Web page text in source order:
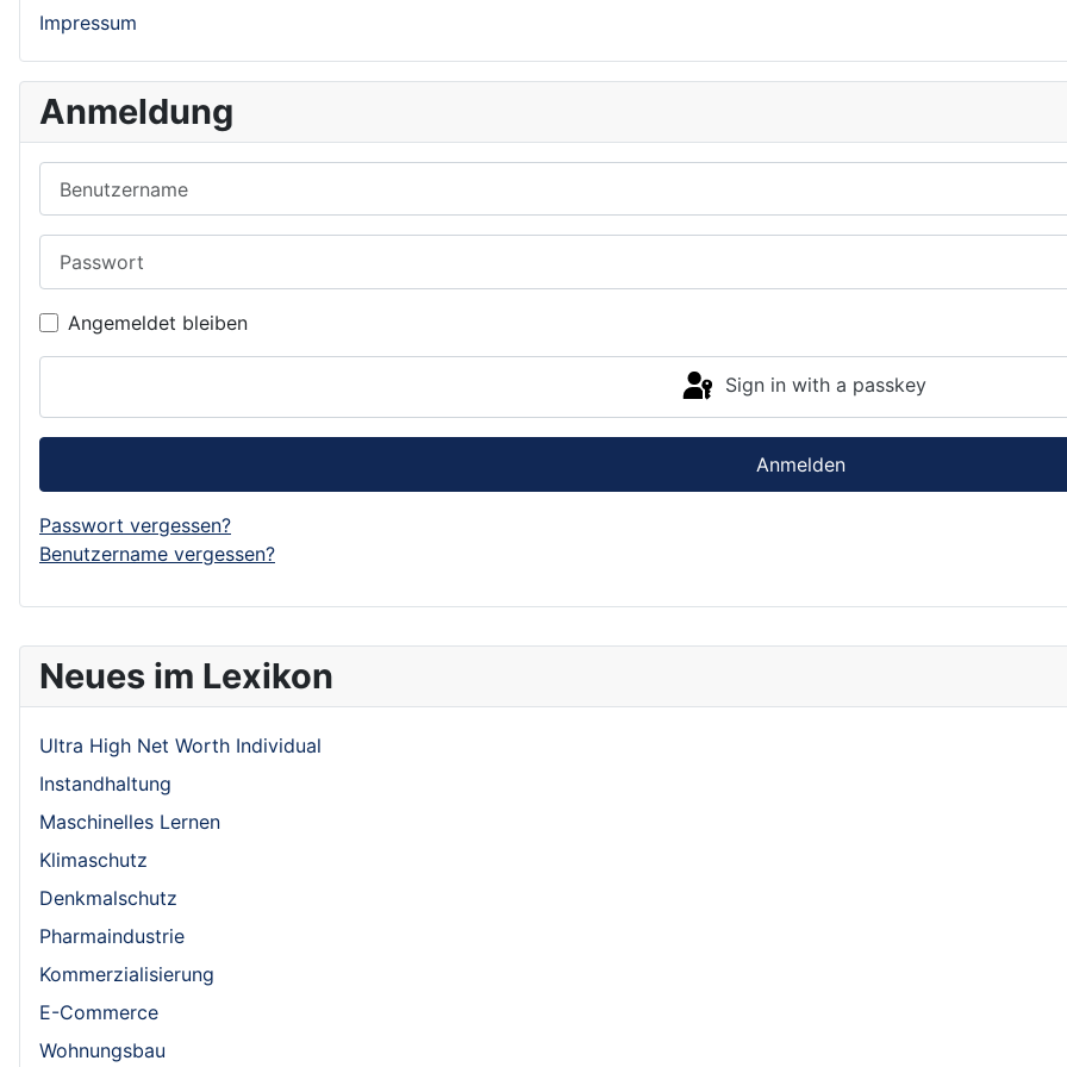
Neues im Lexikon
Ultra High Net Worth Individual
Instandhaltung
Maschinelles Lernen
Klimaschutz
Denkmalschutz
Pharmaindustrie
Kommerzialisierung
E-Commerce
Wohnungsbau
Impressum
Anmeldung
Angemeldet bleiben
Sign in with a passkey
Anmelden
Passwort vergessen?
Benutzername vergessen?